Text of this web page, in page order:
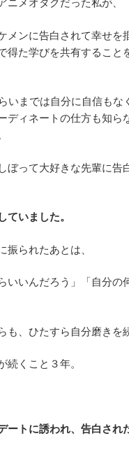
ニメオタクだった私が、
メンに告白されて幸せを
得た学びを共有すること
いまでは自分に自信もな
ディネートの仕方も知ら
ぼって大好きな先輩に告
ていました。
振られたあとは、
いいんだろう」「自分の
も、ひたすら自分磨きを
続くこと３年。
ートに誘われ、告白され